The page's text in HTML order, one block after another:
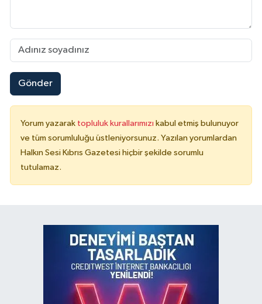
Gönder
Yorum yazarak topluluk kurallarımızı kabul etmiş bulunuyor
ve tüm sorumluluğu üstleniyorsunuz. Yazılan yorumlardan
Halkın Sesi Kıbrıs Gazetesi hiçbir şekilde sorumlu
tutulamaz.